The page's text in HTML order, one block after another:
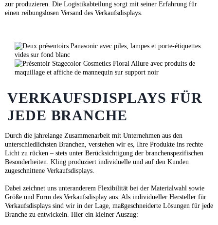
zur produzieren. Die Logistikabteilung sorgt mit seiner Erfahrung für
einen reibungslosen Versand des Verkaufsdisplays.
VERKAUFSDISPLAYS FÜR
JEDE BRANCHE
Durch die jahrelange Zusammenarbeit mit Unternehmen aus den
unterschiedlichsten Branchen, verstehen wir es, Ihre Produkte ins rechte
Licht zu rücken – stets unter Berücksichtigung der branchenspezifischen
Besonderheiten. Kling produziert individuelle und auf den Kunden
zugeschnittene Verkaufsdisplays.
Dabei zeichnet uns unteranderem Flexibilität bei der Materialwahl sowie
Größe und Form des Verkaufsdisplay aus. Als individueller Hersteller für
Verkaufsdisplays sind wir in der Lage, maßgeschneiderte Lösungen für jede
Branche zu entwickeln. Hier ein kleiner Auszug: